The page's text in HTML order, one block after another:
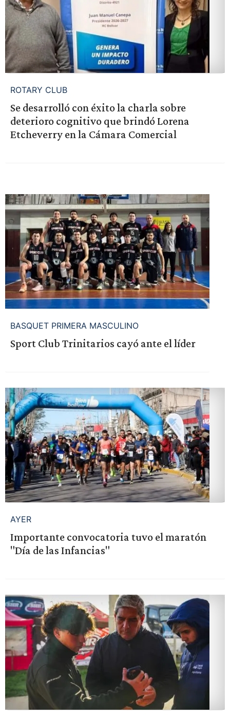
ROTARY CLUB
Se desarrolló con éxito la charla sobre
deterioro cognitivo que brindó Lorena
Etcheverry en la Cámara Comercial
BASQUET PRIMERA MASCULINO
Sport Club Trinitarios cayó ante el líder
AYER
Importante convocatoria tuvo el maratón
"Día de las Infancias"